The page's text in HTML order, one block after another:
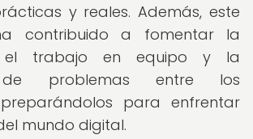
y reales. Además, este
contribuido a fomentar la
el trabajo en equipo y la
de problemas entre los
para enfrentar
mundo digital.